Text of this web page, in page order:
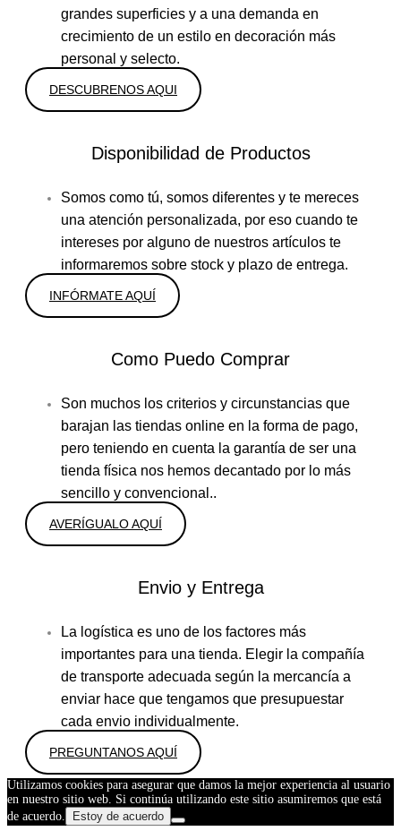
grandes superficies y a una demanda en
crecimiento de un estilo en decoración más
personal y selecto.
DESCUBRENOS AQUI
Disponibilidad de Productos
Somos como tú, somos diferentes y te mereces
una atención personalizada, por eso cuando te
intereses por alguno de nuestros artículos te
informaremos sobre stock y plazo de entrega.
INFÓRMATE AQUÍ
Como Puedo Comprar
Son muchos los criterios y circunstancias que
barajan las tiendas online en la forma de pago,
pero teniendo en cuenta la garantía de ser una
tienda física nos hemos decantado por lo más
sencillo y convencional..
AVERÍGUALO AQUÍ
Envio y Entrega
La logística es uno de los factores más
importantes para una tienda. Elegir la compañía
de transporte adecuada según la mercancía a
enviar hace que tengamos que presupuestar
cada envio individualmente.
PREGUNTANOS AQUÍ
Utilizamos cookies para asegurar que damos la mejor experiencia al usuario
en nuestro sitio web. Si continúa utilizando este sitio asumiremos que está
de acuerdo.
Estoy de acuerdo